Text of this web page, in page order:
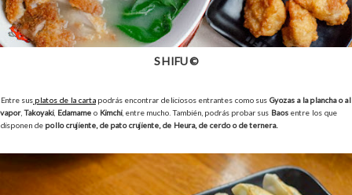
SHIFU ©
Entre sus platos de la carta podrás encontrar deliciosos entrantes como sus Gyozas a la plancha o al
vapor, Takoyaki, Edamame o Kimchi, entre mucho. También, podrás probar sus Baos entre los que
disponen de pollo crujiente, de pato crujiente, de Heura, de cerdo o de ternera.